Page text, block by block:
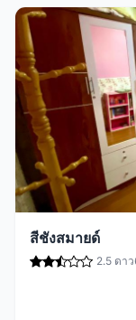
สีชังสมายด์
2.5 ดาว